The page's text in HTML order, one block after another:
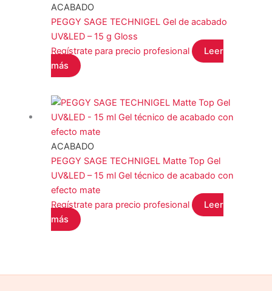
ACABADO
PEGGY SAGE TECHNIGEL Gel de acabado
UV&LED – 15 g Gloss
Regístrate para precio profesional
Leer
más
ACABADO
PEGGY SAGE TECHNIGEL Matte Top Gel
UV&LED – 15 ml Gel técnico de acabado con
efecto mate
Regístrate para precio profesional
Leer
más